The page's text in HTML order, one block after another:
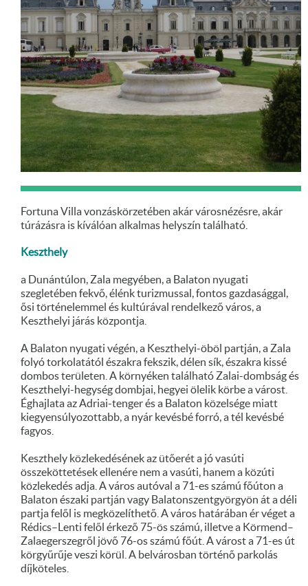
Fortuna Villa vonzáskörzetében akár városnézésre, akár
túrázásra is kíválóan alkalmas helyszín található.
Keszthely
a Dunántúlon, Zala megyében, a Balaton nyugati
szegletében fekvő, élénk turizmussal, fontos gazdasággal,
ősi történelemmel és kultúrával rendelkező város, a
Keszthelyi járás központja.
A Balaton nyugati végén, a Keszthelyi-öböl partján, a Zala
folyó torkolatától északra fekszik, délen sík, északra kissé
dombos területen. A környéken található Zalai-dombság és
Keszthelyi-hegység dombjai, hegyei ölelik körbe a várost.
Éghajlata az Adriai-tenger és a Balaton közelsége miatt
kiegyensúlyozottabb, a nyár kevésbé forró, a tél kevésbé
fagyos.
Keszthely közlekedésének az ütőerét a jó vasúti
összeköttetések ellenére nem a vasúti, hanem a közúti
közlekedés adja. A város autóval a 71-es számú főúton a
Balaton északi partján vagy Balatonszentgyörgyön át a déli
partja felől is megközelíthető. A város határában ér véget a
Rédics–Lenti felől érkező 75-ös számú, illetve a Körmend–
Zalaegerszegről jövő 76-os számú főút. A várost a 71-es út
körgyűrűje veszi körül. A belvárosban történő parkolás
díjköteles.